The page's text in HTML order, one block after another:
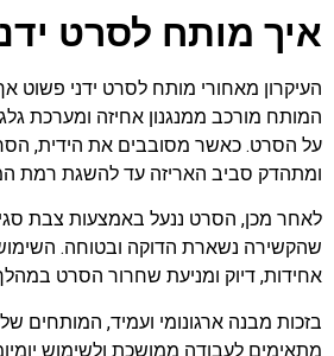
איך מותח לסרט
העיקרון מאחורי מותח לסרט ידני פשוט
המותח מורכב ממנגנון אחיזה ומערכת
על הסרט. כאשר מסובבים את הידית,
ומתהדק סביב האריזה עד להשגת רמת
לאחר מכן, הסרט ננעל באמצעות צבת
שהקשירה נשארת הדוקה ובטוחה.
אחידות, דיוק ומניעת שחרור הסרט
בזכות מבנה ארגונומי ועמיד, המותחים
מתאימים לעבודה ממושכת ולשימוש